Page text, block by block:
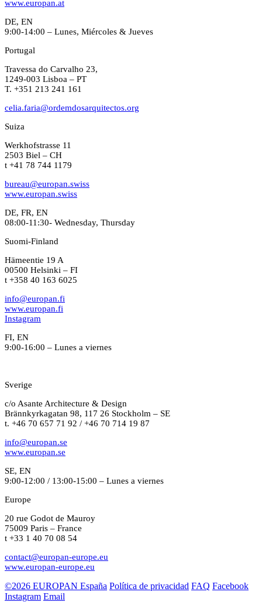
www.europan.at
DE, EN
9:00-14:00 – Lunes, Miércoles & Jueves
Portugal
Travessa do Carvalho 23,
1249-003 Lisboa – PT
T. +351 213 241 161
celia.faria@ordemdosarquitectos.org
Suiza
Werkhofstrasse 11
2503 Biel – CH
t +41 78 744 1179
bureau@europan.swiss
www.europan.swiss
DE, FR, EN
08:00-11:30- Wednesday, Thursday
Suomi-Finland
Hämeentie 19 A
00500 Helsinki – FI
t +358 40 163 6025
info@europan.fi
www.europan.fi
Instagram
FI, EN
9:00-16:00 – Lunes a viernes
Sverige
c/o Asante Architecture & Design
Brännkyrkagatan 98, 117 26 Stockholm – SE
t. +46 70 657 71 92 / +46 70 714 19 87
info@europan.se
www.europan.se
SE, EN
9:00-12:00 / 13:00-15:00 – Lunes a viernes
Europe
20 rue Godot de Mauroy
75009 Paris – France
t +33 1 40 70 08 54
contact@europan-europe.eu
www.europan-europe.eu
©2026 EUROPAN España Política de privacidad FAQ Facebook
Instagram Email